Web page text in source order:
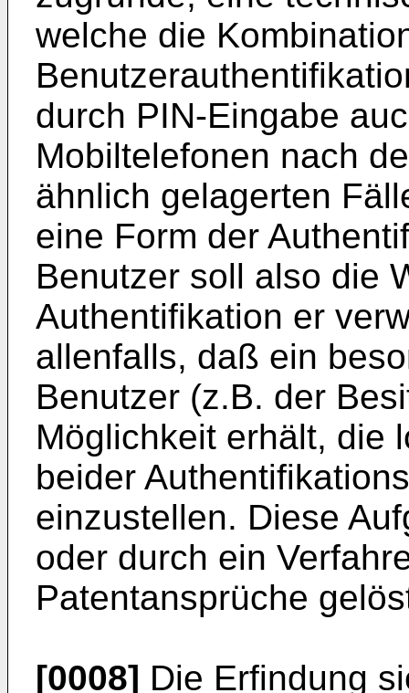
welche die
durch PIN-Eingabe
Mobiltelefonen nach
ähnlich gelagerten
eine Form der
Benutzer soll also die
Authentifikation er
allenfalls, daß ein
Benutzer (z.B. der
Möglichkeit erhält, die
beider
einzustellen. Diese
oder durch ein
Patentansprüche
[0008] Die Erfindung